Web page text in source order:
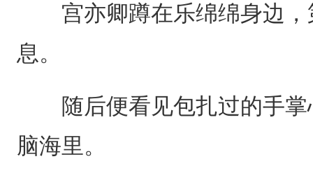
宫亦卿蹲在乐绵绵身边，
息。
随后便看见包扎过的手掌
脑海里。